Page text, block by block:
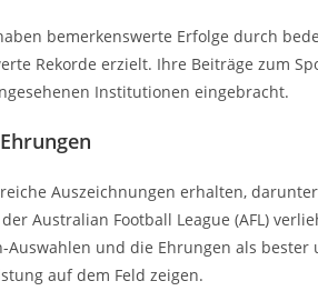
bemerkenswerte Erfolge durch
Rekorde erzielt. Ihre Beiträge zum
Institutionen eingebracht.
Auszeichnungen erhalten,
Australian Football League (AFL)
und die Ehrungen als
auf dem Feld zeigen.